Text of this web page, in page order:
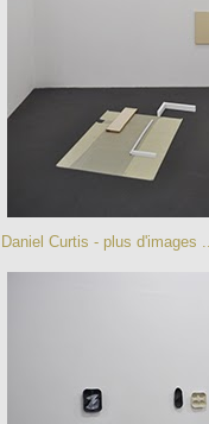
Daniel Curtis - plus d'images ...